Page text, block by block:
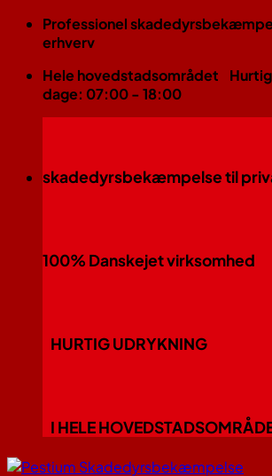
FortsætProfessionel
erhverv
Hele hovedstadsområdet
dage: 07:00 - 18:00
skadedyrsbekæmpelse til
100% Danskejet virksomhed
HURTIG UDRYKNING
I HELE